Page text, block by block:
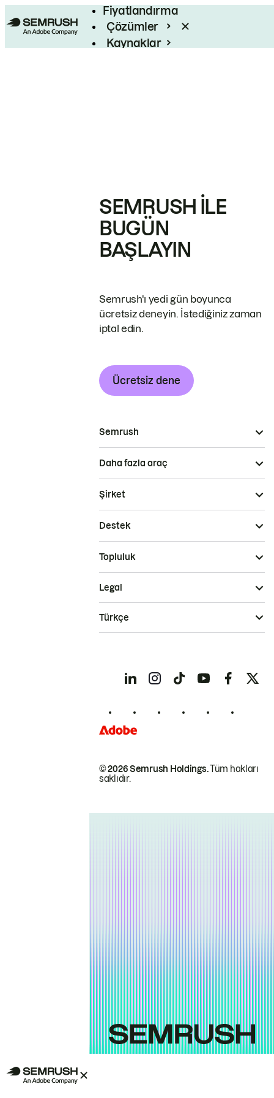
Fiyatlandırma
Çözümler
Kaynaklar
SEMRUSH ILE
BUGÜN
BAŞLAYIN
Semrush'ı yedi gün boyunca
ücretsiz deneyin. İstediğiniz zaman
iptal edin.
Ücretsiz dene
Semrush
Daha fazla araç
Şirket
Destek
Topluluk
© 2026 Semrush Holdings.Tüm hakları
saklıdır.
Legal
Türkçe